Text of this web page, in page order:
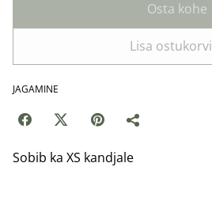
Osta kohe
Lisa ostukorvi
JAGAMINE
Sobib ka XS kandjale